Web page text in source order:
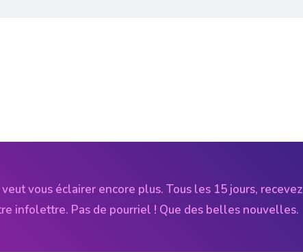
veut vous éclairer encore plus. Tous les 15 jours, recevez
infolettre. Pas de pourriel ! Que des belles nouvelles.